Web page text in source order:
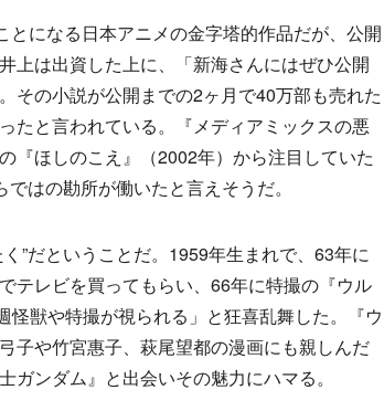
になる日本アニメの金字塔的作品だが、公開
上は出資した上に、「新海さんにはぜひ公開
その小説が公開までの2ヶ月で40万部も売れた
たと言われている。『メディアミックスの悪
ほしのこえ』（2002年）から注目していた
はの勘所が働いたと言えそうだ。
”だということだ。1959年生まれで、63年に
テレビを買ってもらい、66年に特撮の『ウル
怪獣や特撮が視られる」と狂喜乱舞した。『ウ
子や竹宮惠子、萩尾望都の漫画にも親しんだ
ンダム』と出会いその魅力にハマる。